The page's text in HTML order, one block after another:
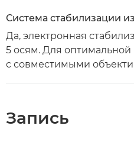
Система стабилизации
Да, электронная
5 осям. Для
с совместимыми
Запись